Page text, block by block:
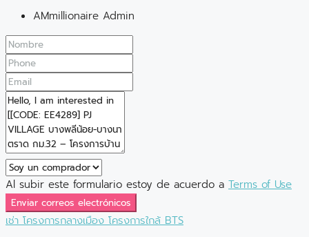
AMmillionaire Admin
Al subir este formulario estoy de acuerdo a Terms of Use
Enviar correos electrónicos
เช่า โครงการกลางเมือง โครงการใกล้ BTS